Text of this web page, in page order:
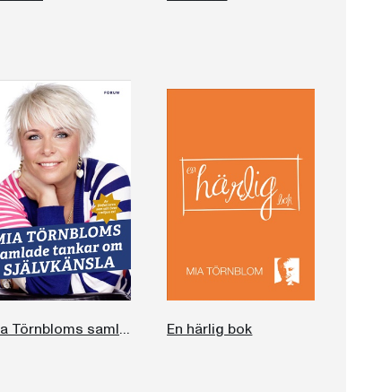
Mia Törnbloms samlade tankar om självkänsla, andra utgåvan En härlig bok